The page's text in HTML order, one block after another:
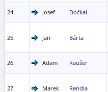
24. Josef Dočkal
25. Jan Bárta
26. Adam Raušer
27. Marek Rendla